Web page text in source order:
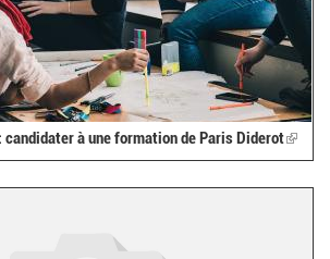
à une formation de Paris Diderot(link
is